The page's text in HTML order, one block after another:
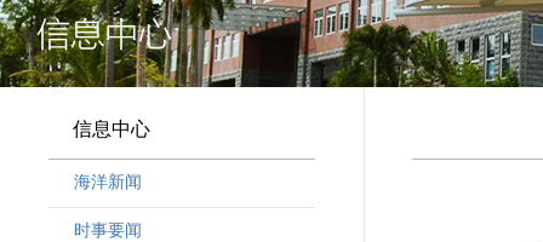
信息中心
海洋新闻
时事要闻